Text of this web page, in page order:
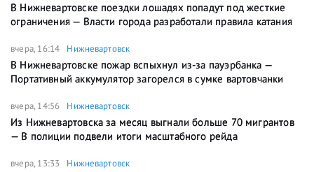
В Нижневартовске поездки лошадях попадут под жесткие
ограничения — Власти города разработали правила катания
вчера, 16:14 Нижневартовск
В Нижневартовске пожар вспыхнул из-за пауэрбанка —
Портативный аккумулятор загорелся в сумке вартовчанки
вчера, 14:56 Нижневартовск
Из Нижневартовска за месяц выгнали больше 70 мигрантов
— В полиции подвели итоги масштабного рейда
вчера, 13:33 Нижневартовск